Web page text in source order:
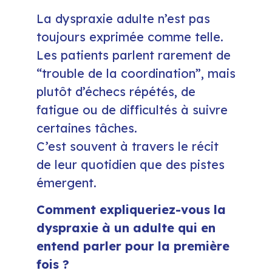
La dyspraxie adulte n’est pas
toujours exprimée comme telle.
Les patients parlent rarement de
“trouble de la coordination”, mais
plutôt d’échecs répétés, de
fatigue ou de difficultés à suivre
certaines tâches.
C’est souvent à travers le récit
de leur quotidien que des pistes
émergent.
Comment expliqueriez-vous la
dyspraxie à un adulte qui en
entend parler pour la première
fois ?